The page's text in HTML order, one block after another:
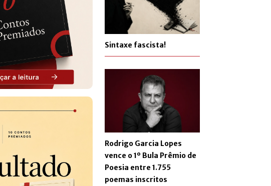
Sintaxe fascista!
Rodrigo Garcia Lopes
vence o 1º Bula Prêmio de
Poesia entre 1.755
poemas inscritos